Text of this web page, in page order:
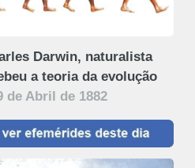
Darwin, naturalista
a teoria da evolução
de Abril de 1882